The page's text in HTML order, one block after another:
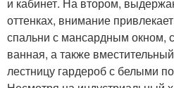
оттенках, внимание
спальни с мансардным окном,
ванная, а также
лестницу гардероб с белыми